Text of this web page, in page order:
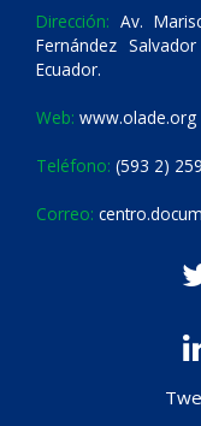
Dirección: Av.
Fernández
Ecuador.
Web: www.olade.org
Teléfono: (593 2)
Correo: